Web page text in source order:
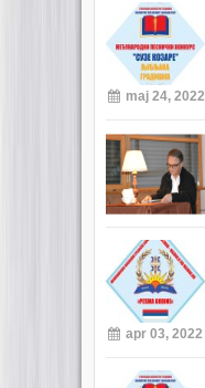
maj 24, 2022
apr 03, 2022